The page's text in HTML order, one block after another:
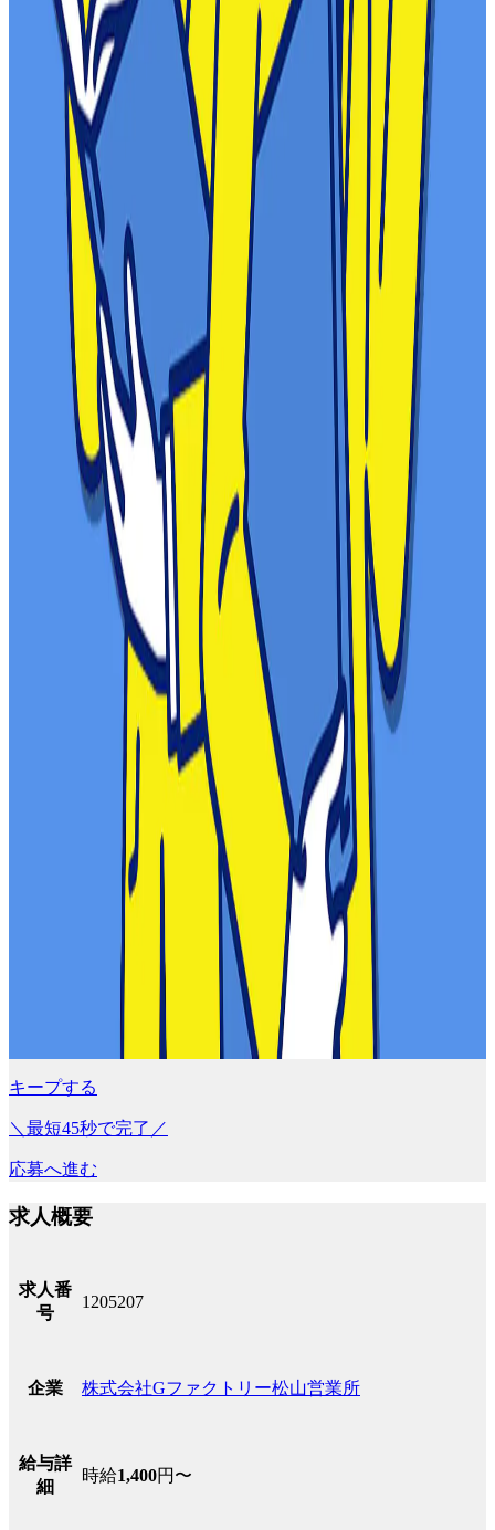
キープする
＼最短45秒で完了／
応募へ進む
求人概要
求人番
号
1205207
企業 株式会社Gファクトリー松山営業所
給与詳
細
時給1,400円〜